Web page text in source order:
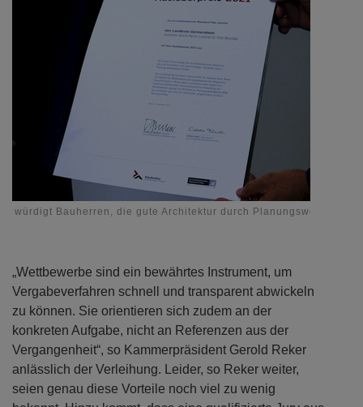
würdigt Bauherren, die gute Architektur durch
„Wettbewerbe sind ein bewährtes Instrument, um
Vergabeverfahren schnell und transparent abwickeln
zu können. Sie orientieren sich zudem an der
konkreten Aufgabe, nicht an Referenzen aus der
Vergangenheit“, so Kammerpräsident Gerold Reker
anlässlich der Verleihung. Leider, so Reker weiter,
seien genau diese Vorteile noch viel zu wenig